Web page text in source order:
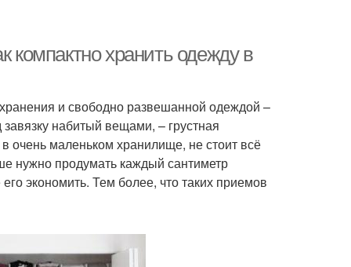
компактно хранить одежду в
и свободно развешанной одеждой –
набитый вещами, – грустная
очень маленьком хранилище, не стоит всё
нужно продумать каждый сантиметр
экономить. Тем более, что таких приемов